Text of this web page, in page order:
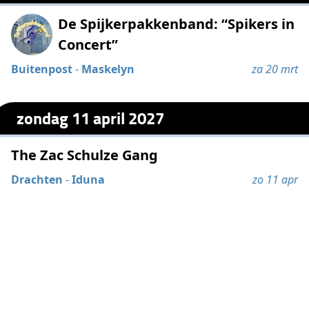
De Spijkerpakkenband: “Spikers in
Concert”
Buitenpost- Maskelyn za 20 mrt
zondag 11 april 2027
The Zac Schulze Gang
Drachten -Iduna zo 11 apr